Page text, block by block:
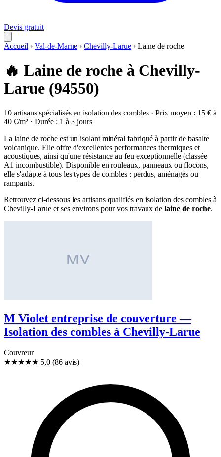
Devis gratuit
Accueil › Val-de-Marne › Chevilly-Larue › Laine de roche
🔥 Laine de roche à Chevilly-
Larue (94550)
10 artisans spécialisés en isolation des combles · Prix moyen : 15 € à
40 €/m² · Durée : 1 à 3 jours
La laine de roche est un isolant minéral fabriqué à partir de basalte
volcanique. Elle offre d'excellentes performances thermiques et
acoustiques, ainsi qu'une résistance au feu exceptionnelle (classée
A1 incombustible). Disponible en rouleaux, panneaux ou flocons,
elle s'adapte à tous les types de combles : perdus, aménagés ou
rampants.
Retrouvez ci-dessous les artisans qualifiés en isolation des combles à
Chevilly-Larue et ses environs pour vos travaux de laine de roche.
M Violet entreprise de couverture —
Isolation des combles à Chevilly-Larue
Couvreur
★★★★★ 5,0 (86 avis)